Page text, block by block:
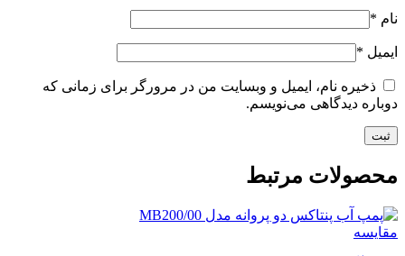
نام *
ایمیل *
ذخیره نام، ایمیل و وبسایت من در مرورگر برای زمانی که
دوباره دیدگاهی می‌نویسم.
محصولات مرتبط
مقایسه